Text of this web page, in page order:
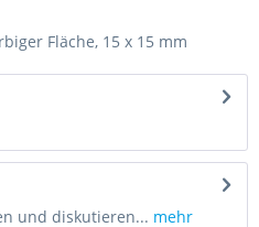
Fläche, 15 x 15 mm
und diskutieren... mehr